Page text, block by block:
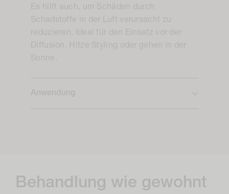
Es hilft auch, um Schäden durch
Schadstoffe in der Luft verursacht zu
reduzieren. Ideal für den Einsatz vor der
Diffusion, Hitze Styling oder gehen in der
Sonne.
Anwendung
Behandlung wie gewohnt